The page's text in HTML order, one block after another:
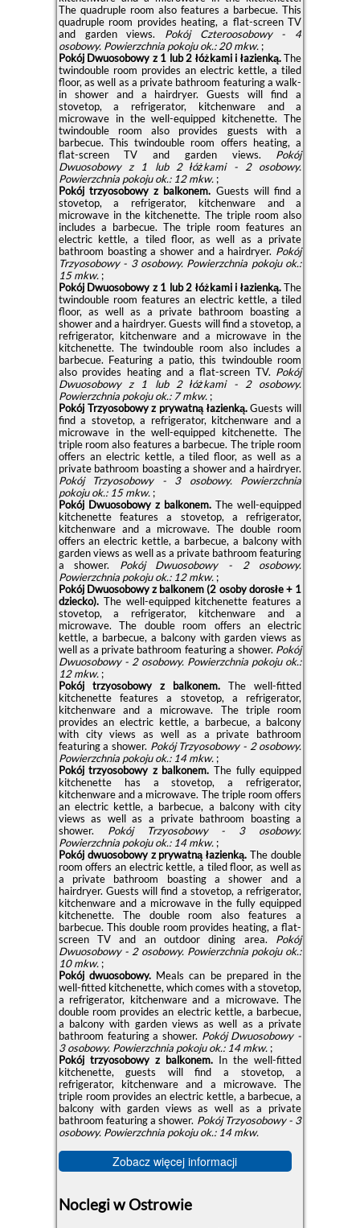
The quadruple room also features a barbecue. This
quadruple room provides heating, a flat-screen TV
and garden views. Pokój Czteroosobowy - 4
osobowy. Powierzchnia pokoju ok.: 20 mkw.;
Pokój Dwuosobowy z 1 lub 2 łóżkami i łazienką.The
twindouble room provides an electric kettle, a tiled
floor, as well as a private bathroom featuring a walk-
in shower and a hairdryer. Guests will find a
stovetop, a refrigerator, kitchenware and a
microwave in the well-equipped kitchenette. The
twindouble room also provides guests with a
barbecue. This twindouble room offers heating, a
flat-screen TV and garden views. Pokój
Dwuosobowy z 1 lub 2 łóżkami - 2 osobowy.
Powierzchnia pokoju ok.: 12 mkw.;
Pokój trzyosobowy z balkonem. Guests will find a
stovetop, a refrigerator, kitchenware and a
microwave in the kitchenette. The triple room also
includes a barbecue. The triple room features an
electric kettle, a tiled floor, as well as a private
bathroom boasting a shower and a hairdryer. Pokój
Trzyosobowy - 3 osobowy. Powierzchnia pokoju ok.:
15 mkw.;
Pokój Dwuosobowy z 1 lub 2 łóżkami i łazienką.The
twindouble room features an electric kettle, a tiled
floor, as well as a private bathroom boasting a
shower and a hairdryer. Guests will find a stovetop, a
refrigerator, kitchenware and a microwave in the
kitchenette. The twindouble room also includes a
barbecue. Featuring a patio, this twindouble room
also provides heating and a flat-screen TV. Pokój
Dwuosobowy z 1 lub 2 łóżkami - 2 osobowy.
Powierzchnia pokoju ok.: 7 mkw.;
Pokój Trzyosobowy z prywatną łazienką.Guests will
find a stovetop, a refrigerator, kitchenware and a
microwave in the well-equipped kitchenette. The
triple room also features a barbecue. The triple room
offers an electric kettle, a tiled floor, as well as a
private bathroom boasting a shower and a hairdryer.
Pokój Trzyosobowy - 3 osobowy.
Powierzchnia
pokoju ok.: 15 mkw.;
Pokój Dwuosobowy z balkonem. The well-equipped
kitchenette features a stovetop, a refrigerator,
kitchenware and a microwave. The double room
offers an electric kettle, a barbecue, a balcony with
garden views as well as a private bathroom featuring
a shower. Pokój Dwuosobowy - 2 osobowy.
Powierzchnia pokoju ok.: 12 mkw.;
Pokój Dwuosobowy z balkonem (2 osoby dorosłe + 1
dziecko).The well-equipped kitchenette features a
stovetop, a refrigerator, kitchenware and a
microwave. The double room offers an electric
kettle, a barbecue, a balcony with garden views as
well as a private bathroom featuring a shower. Pokój
Dwuosobowy - 2 osobowy. Powierzchnia pokoju ok.:
12 mkw.;
Pokój trzyosobowy z balkonem. The well-fitted
kitchenette features a stovetop, a refrigerator,
kitchenware and a microwave. The triple room
provides an electric kettle, a barbecue, a balcony
with city views as well as a private bathroom
featuring a shower. Pokój Trzyosobowy - 2 osobowy.
Powierzchnia pokoju ok.: 14 mkw.;
Pokój trzyosobowy z balkonem. The fully equipped
kitchenette has a stovetop, a refrigerator,
kitchenware and a microwave. The triple room offers
an electric kettle, a barbecue, a balcony with city
views as well as a private bathroom boasting a
shower. Pokój Trzyosobowy - 3 osobowy.
Powierzchnia pokoju ok.: 14 mkw.;
Pokój dwuosobowy z prywatną łazienką. The double
room offers an electric kettle, a tiled floor, as well as
a private bathroom boasting a shower and a
hairdryer. Guests will find a stovetop, a refrigerator,
kitchenware and a microwave in the fully equipped
kitchenette. The double room also features a
barbecue. This double room provides heating, a flat-
screen TV and an outdoor dining area. Pokój
Dwuosobowy - 2 osobowy. Powierzchnia pokoju ok.:
10 mkw.;
Pokój dwuosobowy. Meals can be prepared in the
well-fitted kitchenette, which comes with a stovetop,
a refrigerator, kitchenware and a microwave. The
double room provides an electric kettle, a barbecue,
a balcony with garden views as well as a private
bathroom featuring a shower. Pokój Dwuosobowy -
3 osobowy. Powierzchnia pokoju ok.: 14 mkw.;
Pokój trzyosobowy z balkonem. In the well-fitted
kitchenette, guests will find a stovetop, a
refrigerator, kitchenware and a microwave. The
triple room provides an electric kettle, a barbecue, a
balcony with garden views as well as a private
bathroom featuring a shower. Pokój Trzyosobowy - 3
osobowy. Powierzchnia pokoju ok.: 14 mkw.
Zobacz więcej informacji
Noclegi w Ostrowie